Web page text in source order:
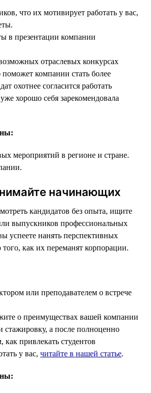
что их мотивирует работать у вас,
в презентации компании
отраслевых конкурсах
компании стать более
охотнее согласится работать
хорошо себя зарекомендовала
мероприятий в регионе и стране.
начинающих
кандидатов без опыта, ищите
выпускников профессиональных
успеете нанять перспективных
как их переманят корпорации.
или преподавателем о встрече
о преимуществах вашей компании
стажировку, а после полноценно
как привлекать студентов
у вас, читайте в нашей статье.